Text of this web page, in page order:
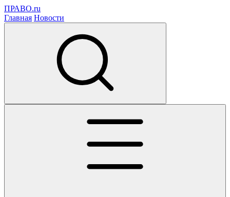
ПРАВО.ru
Главная Новости